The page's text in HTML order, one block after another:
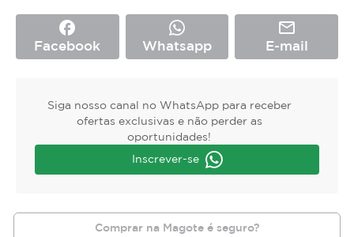
facebook
Facebook Whatsapp
mail_outline
E-mail
Siga nosso canal no WhatsApp para receber
ofertas exclusivas e não perder as
oportunidades!
Inscrever-se
Comprar na Magote é seguro?